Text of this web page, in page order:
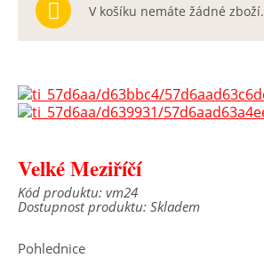
V košíku nemáte žádné zboží.
Velké Meziříčí
Kód produktu: vm24
Dostupnost produktu: Skladem
Pohlednice